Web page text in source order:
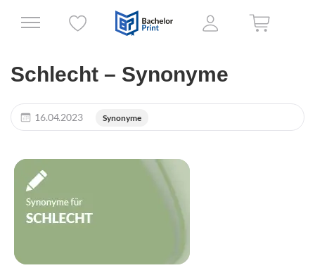
Schlecht – Synonyme
16.04.2023 Synonyme